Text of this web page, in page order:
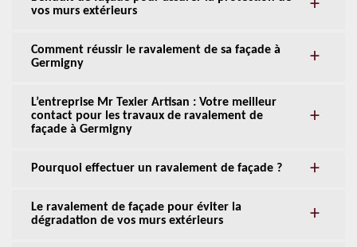
vos murs extérieurs
Comment réussir le ravalement de sa façade à
Germigny
L’entreprise Mr Texier Artisan : Votre meilleur
contact pour les travaux de ravalement de
façade à Germigny
Pourquoi effectuer un ravalement de façade ?
Le ravalement de façade pour éviter la
dégradation de vos murs extérieurs